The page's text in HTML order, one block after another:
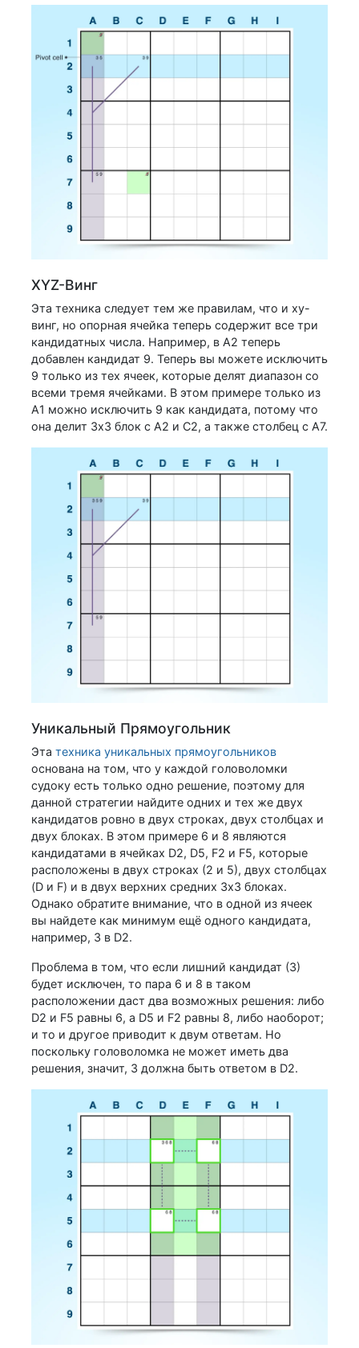
XYZ-Винг
Эта техника следует тем же правилам, что и xy-
винг, но опорная ячейка теперь содержит все три
кандидатных числа. Например, в A2 теперь
добавлен кандидат 9. Теперь вы можете исключить
9 только из тех ячеек, которые делят диапазон со
всеми тремя ячейками. В этом примере только из
A1 можно исключить 9 как кандидата, потому что
она делит 3x3 блок с A2 и C2, а также столбец с A7.
Уникальный Прямоугольник
Эта техника уникальных прямоугольников
основана на том, что у каждой головоломки
судоку есть только одно решение, поэтому для
данной стратегии найдите одних и тех же двух
кандидатов ровно в двух строках, двух столбцах и
двух блоках. В этом примере 6 и 8 являются
кандидатами в ячейках D2, D5, F2 и F5, которые
расположены в двух строках (2 и 5), двух столбцах
(D и F) и в двух верхних средних 3x3 блоках.
Однако обратите внимание, что в одной из ячеек
вы найдете как минимум ещё одного кандидата,
например, 3 в D2.
Проблема в том, что если лишний кандидат (3)
будет исключен, то пара 6 и 8 в таком
расположении даст два возможных решения: либо
D2 и F5 равны 6, а D5 и F2 равны 8, либо наоборот;
и то и другое приводит к двум ответам. Но
поскольку головоломка не может иметь два
решения, значит, 3 должна быть ответом в D2.